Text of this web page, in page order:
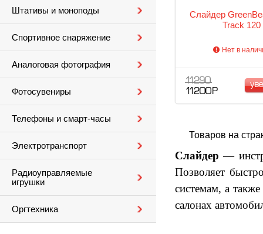
Штативы и моноподы
Спортивное снаряжение
Аналоговая фотография
Фотосувениры
Телефоны и смарт-часы
Электротранспорт
Радиоуправляемые
игрушки
Оргтехника
Слайдер
Track 120
Нет в
11 290
11 200 Р
Товаров на
Слайдер —
Позволяет
системам, а
салонах